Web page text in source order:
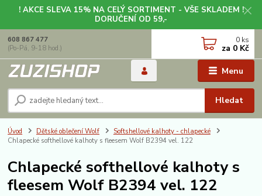
! AKCE SLEVA 15% NA CELÝ SORTIMENT - VŠE SKLADEM !
DORUČENÍ OD 59,-
Menu
Hledat
608 867 477
(Po-Pá, 9-18 hod.)
0 ks
za 0 Kč
Úvod Dětské oblečení Wolf
Softshellové kalhoty - chlapecké
Chlapecké softhellové kalhoty s fleesem Wolf B2394 vel. 122
Chlapecké softhellové kalhoty s
fleesem Wolf B2394 vel. 122